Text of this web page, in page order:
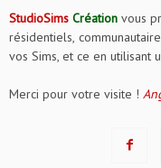
StudioSims Création vous
résidentiels,
vos Sims, et ce en utilisant
Merci pour votre visite !